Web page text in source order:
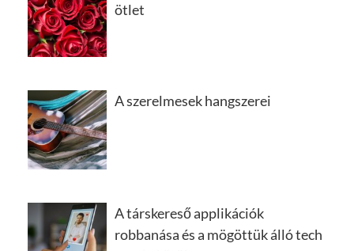
ötlet
A szerelmesek hangszerei
A társkereső applikációk
robbanása és a mögöttük álló tech